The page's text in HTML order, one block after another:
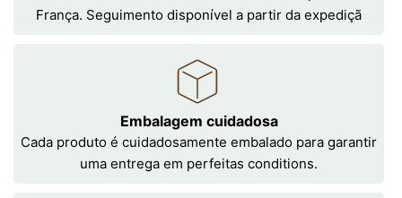
França. Seguimento disponível a partir da expediçã
Embalagem cuidadosa
Cada produto é cuidadosamente embalado para garantir
uma entrega em perfeitas conditions.